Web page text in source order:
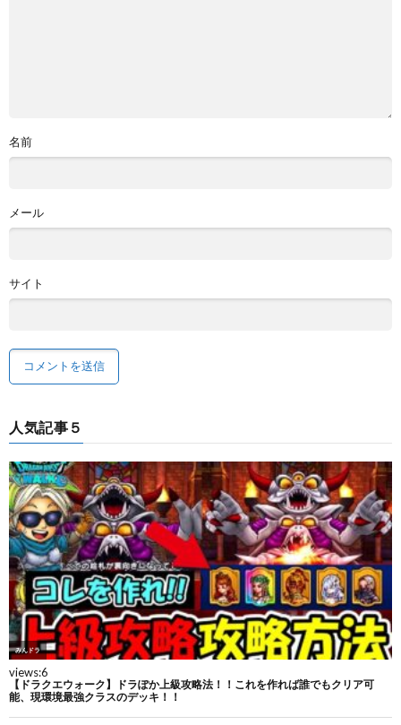
名前
メール
サイト
人気記事５